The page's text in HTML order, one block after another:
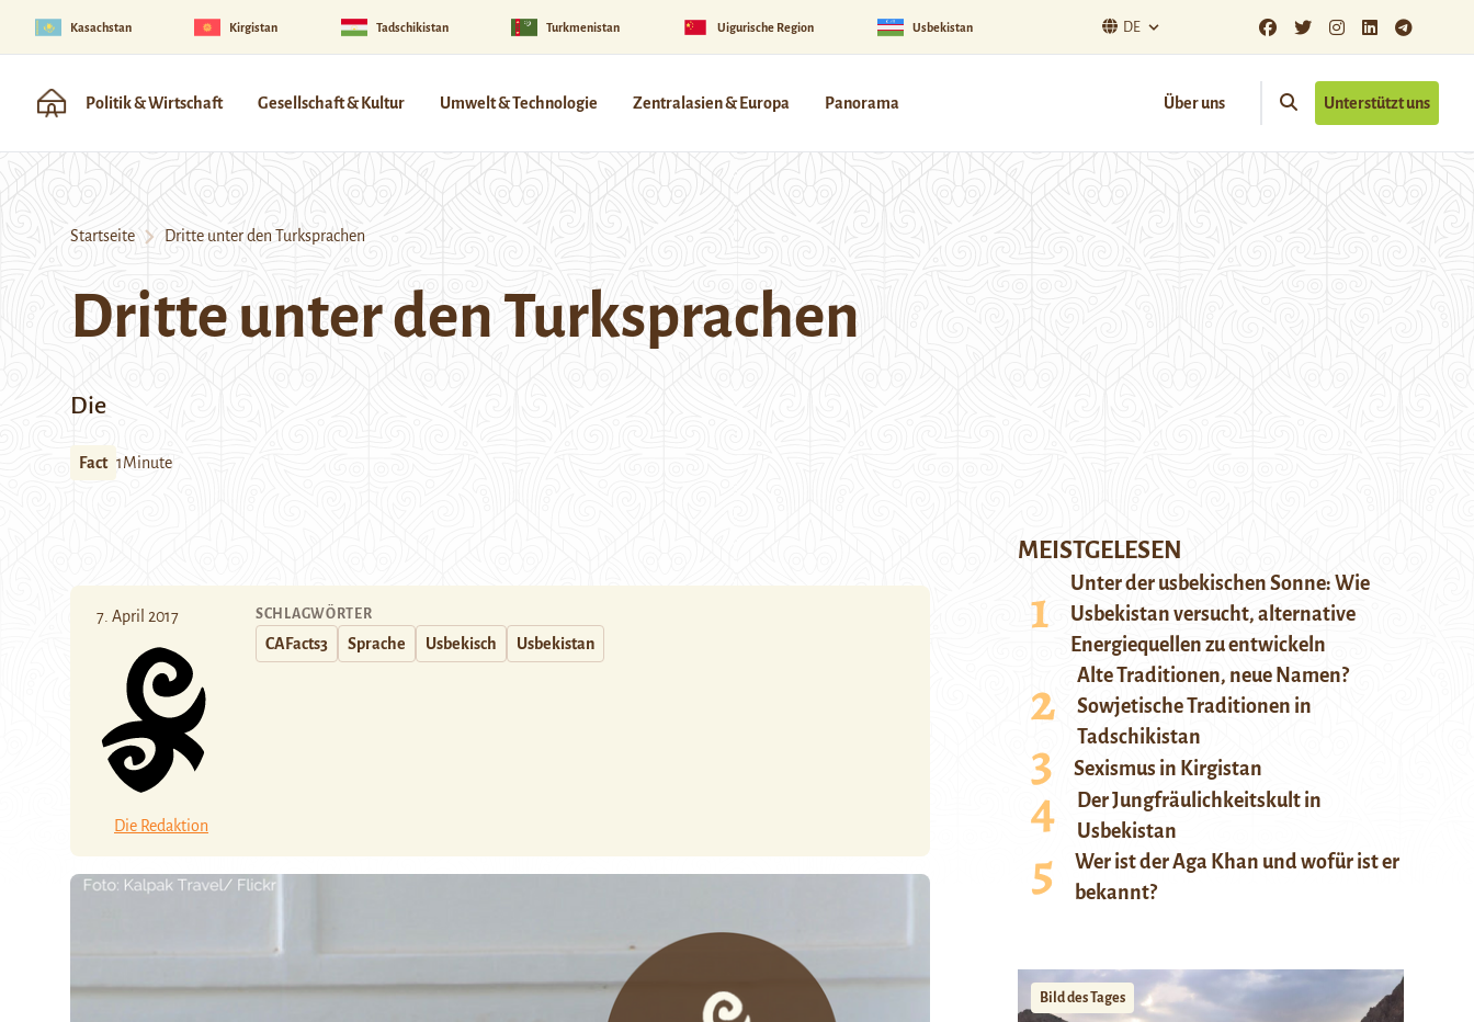
Kasachstan Kirgistan Tadschikistan Turkmenistan Uigurische Region Usbekistan DE
Politik & Wirtschaft Gesellschaft & Kultur Umwelt & Technologie Zentralasien & Europa Panorama Über uns Unterstützt uns
Startseite Dritte unter den Turksprachen
Dritte unter den Turksprachen
Die
Fact 1Minute
7. April 2017
Die Redaktion
SCHLAGWÖRTER
CAFacts3 Sprache Usbekisch Usbekistan
MEISTGELESEN
Unter der usbekischen Sonne: Wie
Usbekistan versucht, alternative
Energiequellen zu entwickeln
Alte Traditionen, neue Namen?
Sowjetische Traditionen in
Tadschikistan
Sexismus in Kirgistan
Der Jungfräulichkeitskult in
Usbekistan
Wer ist der Aga Khan und wofür ist er
bekannt?
Bild des Tages